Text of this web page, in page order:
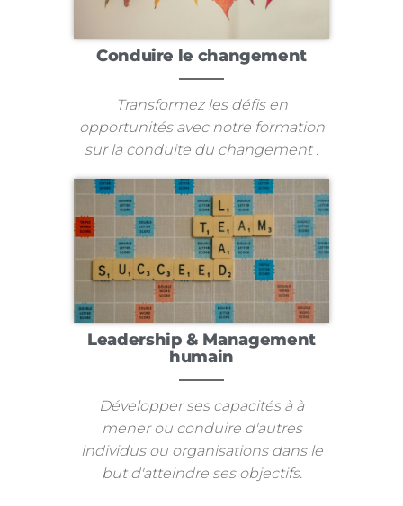
Conduire le changement
Transformez les défis en
opportunités avec notre formation
sur la conduite du changement .
Leadership & Management
humain
Développer ses capacités à à
mener ou conduire d'autres
individus ou organisations dans le
but d'atteindre ses objectifs.